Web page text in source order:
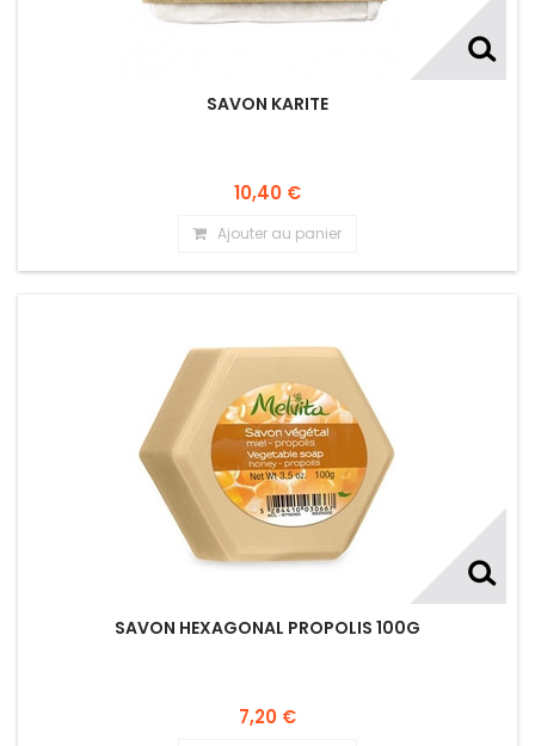
SAVON KARITE
10,40 €
Ajouter au panier
SAVON HEXAGONAL PROPOLIS 100G
7,20 €